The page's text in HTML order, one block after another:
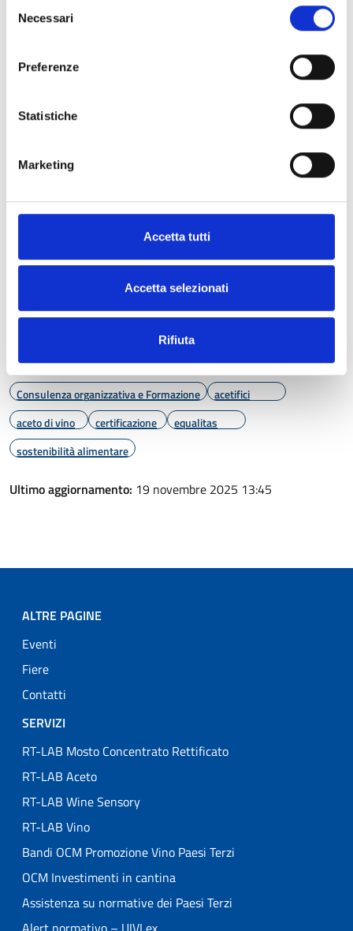
delNecessari
Preferenze
Statistiche
Marketing
Accetta tutti
Accetta selezionati
Rifiuta
Richiedi Informazioni
Ottieni un vantaggio
strategico
La sostenibilità non è più un’opzione, ma una leva
strategica.
responsabile e competitivo.
Italiana Vini, questo percorso è più accessibile che mai.
Argomenti:
Consulenza organizzativa e Formazione
acetifici
aceto di vino
certificazione
equalitas
sostenibilità alimentare
Ultimo aggiornamento: 19 novembre 2025 13:45
ALTRE PAGINE
Eventi
Fiere
Contatti
SERVIZI
RT-LAB Mosto Concentrato Rettificato
RT-LAB Aceto
RT-LAB Wine Sensory
RT-LAB Vino
Bandi OCM Promozione Vino Paesi Terzi
OCM Investimenti in cantina
Assistenza su normative dei Paesi Terzi